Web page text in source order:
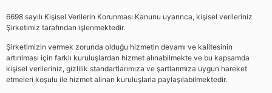
6698 sayılı Kişisel Verilerin Korunması Kanunu uyarınca, kişisel verileriniz
Şirketimiz tarafından işlenmektedir.
Şirketimizin vermek zorunda olduğu hizmetin devamı ve kalitesinin
artırılması için farklı kuruluşlardan hizmet alınabilmekte ve bu kapsamda
kişisel verileriniz, gizlilik standartlarımıza ve şartlarımıza uygun hareket
etmeleri koşulu ile hizmet alınan kuruluşlarla paylaşılabilmektedir.